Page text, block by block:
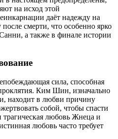
на исход этой
даёт надежду на
смерти, что особенно ярко
а также в финале истории
сила, способная
Ким Шин, изначально
находит в любви причину
собой, чтобы спасти
любовь Жнеца и
любовь часто требует